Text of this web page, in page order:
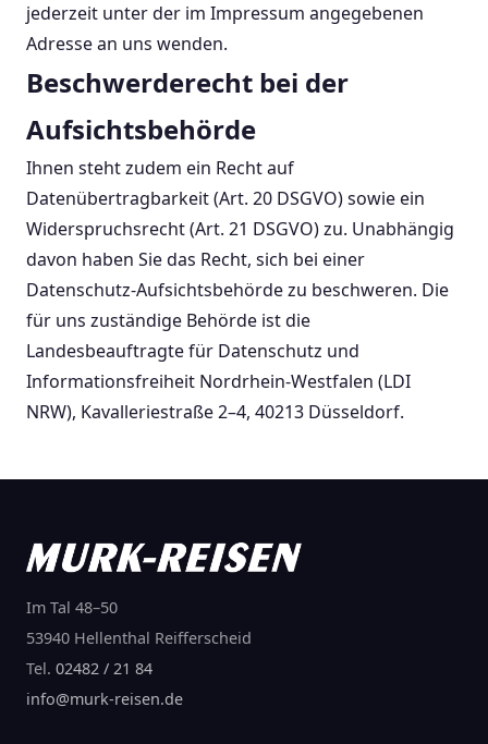
jederzeit unter der im Impressum angegebenen
Adresse an uns wenden.
Beschwerderecht bei der
Aufsichtsbehörde
Ihnen steht zudem ein Recht auf
Datenübertragbarkeit (Art. 20 DSGVO) sowie ein
Widerspruchsrecht (Art. 21 DSGVO) zu. Unabhängig
davon haben Sie das Recht, sich bei einer
Datenschutz-Aufsichtsbehörde zu beschweren. Die
für uns zuständige Behörde ist die
Landesbeauftragte für Datenschutz und
Informationsfreiheit Nordrhein-Westfalen (LDI
NRW), Kavalleriestraße 2–4, 40213 Düsseldorf.
Im Tal 48–50
53940 Hellenthal Reifferscheid
Tel. 02482 / 21 84
info@murk-reisen.de